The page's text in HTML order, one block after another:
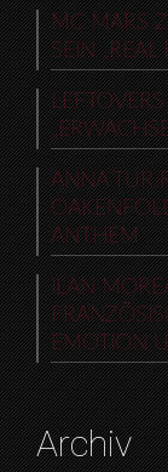
MC MARS
SEIN „REAL
ANNA TUR
ANTHEM
ILAN
EMOTION
Archiv